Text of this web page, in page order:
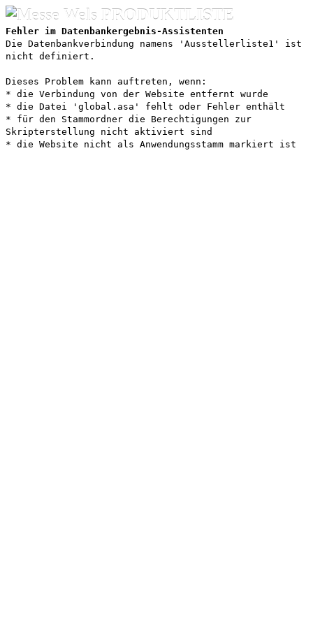
PRODUKTLISTE
Fehler im Datenbankergebnis-Assistenten
Die Datenbankverbindung namens 'Ausstellerliste1' ist
nicht definiert.
Dieses Problem kann auftreten, wenn:
* die Verbindung von der Website entfernt wurde
* die Datei 'global.asa' fehlt oder Fehler enthält
* für den Stammordner die Berechtigungen zur
Skripterstellung nicht aktiviert sind
* die Website nicht als Anwendungsstamm markiert ist